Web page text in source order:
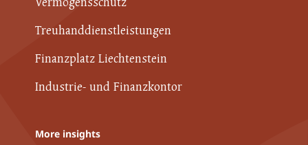
Vermögensschutz
Treuhanddienstleistungen
Finanzplatz Liechtenstein
Industrie- und Finanzkontor
More insights